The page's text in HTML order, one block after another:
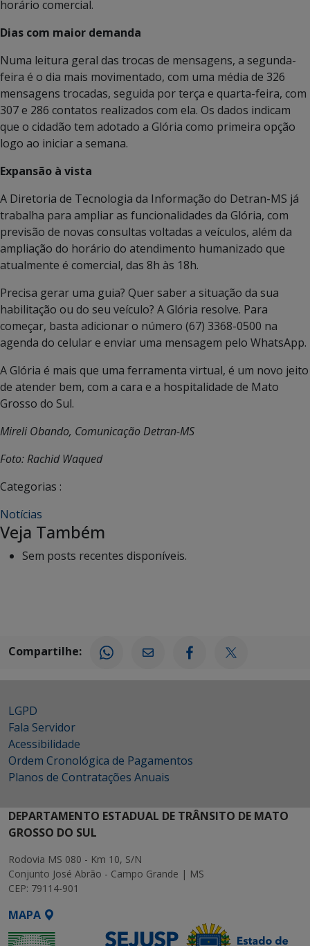
horário comercial.
Dias com maior demanda
Numa leitura geral das trocas de mensagens, a segunda-
feira é o dia mais movimentado, com uma média de 326
mensagens trocadas, seguida por terça e quarta-feira, com
307 e 286 contatos realizados com ela. Os dados indicam
que o cidadão tem adotado a Glória como primeira opção
logo ao iniciar a semana.
Expansão à vista
A Diretoria de Tecnologia da Informação do Detran-MS já
trabalha para ampliar as funcionalidades da Glória, com
previsão de novas consultas voltadas a veículos, além da
ampliação do horário do atendimento humanizado que
atualmente é comercial, das 8h às 18h.
Precisa gerar uma guia? Quer saber a situação da sua
habilitação ou do seu veículo? A Glória resolve. Para
começar, basta adicionar o número (67) 3368-0500 na
agenda do celular e enviar uma mensagem pelo WhatsApp.
A Glória é mais que uma ferramenta virtual, é um novo jeito
de atender bem, com a cara e a hospitalidade de Mato
Grosso do Sul.
Mireli Obando, Comunicação Detran-MS
Foto: Rachid Waqued
Categorias :
Notícias
Veja Também
Sem posts recentes disponíveis.
Compartilhe:
LGPD
Fala Servidor
Acessibilidade
Ordem Cronológica de Pagamentos
Planos de Contratações Anuais
DEPARTAMENTO ESTADUAL DE TRÂNSITO DE MATO
GROSSO DO SUL
Rodovia MS 080 - Km 10, S/N
Conjunto José Abrão - Campo Grande | MS
CEP: 79114-901
MAPA